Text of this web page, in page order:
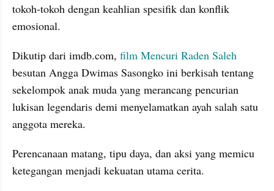
tokoh-tokoh dengan keahlian spesifik dan konflik
emosional.
Dikutip dari imdb.com, film Mencuri Raden Saleh
besutan Angga Dwimas Sasongko ini berkisah tentang
sekelompok anak muda yang merancang pencurian
lukisan legendaris demi menyelamatkan ayah salah satu
anggota mereka.
Perencanaan matang, tipu daya, dan aksi yang memicu
ketegangan menjadi kekuatan utama cerita.